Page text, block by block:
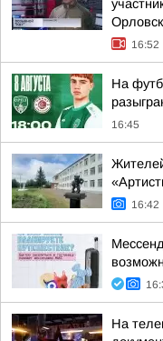
16:52
На
16:45
16:42
На